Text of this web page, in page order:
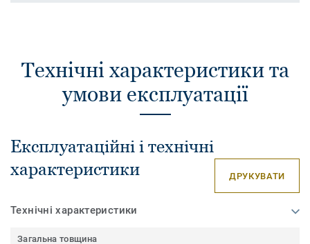
Технічні характеристики та
умови експлуатації
Експлуатаційні і технічні
характеристики
ДРУКУВАТИ
Технічні характеристики
Загальна товщина